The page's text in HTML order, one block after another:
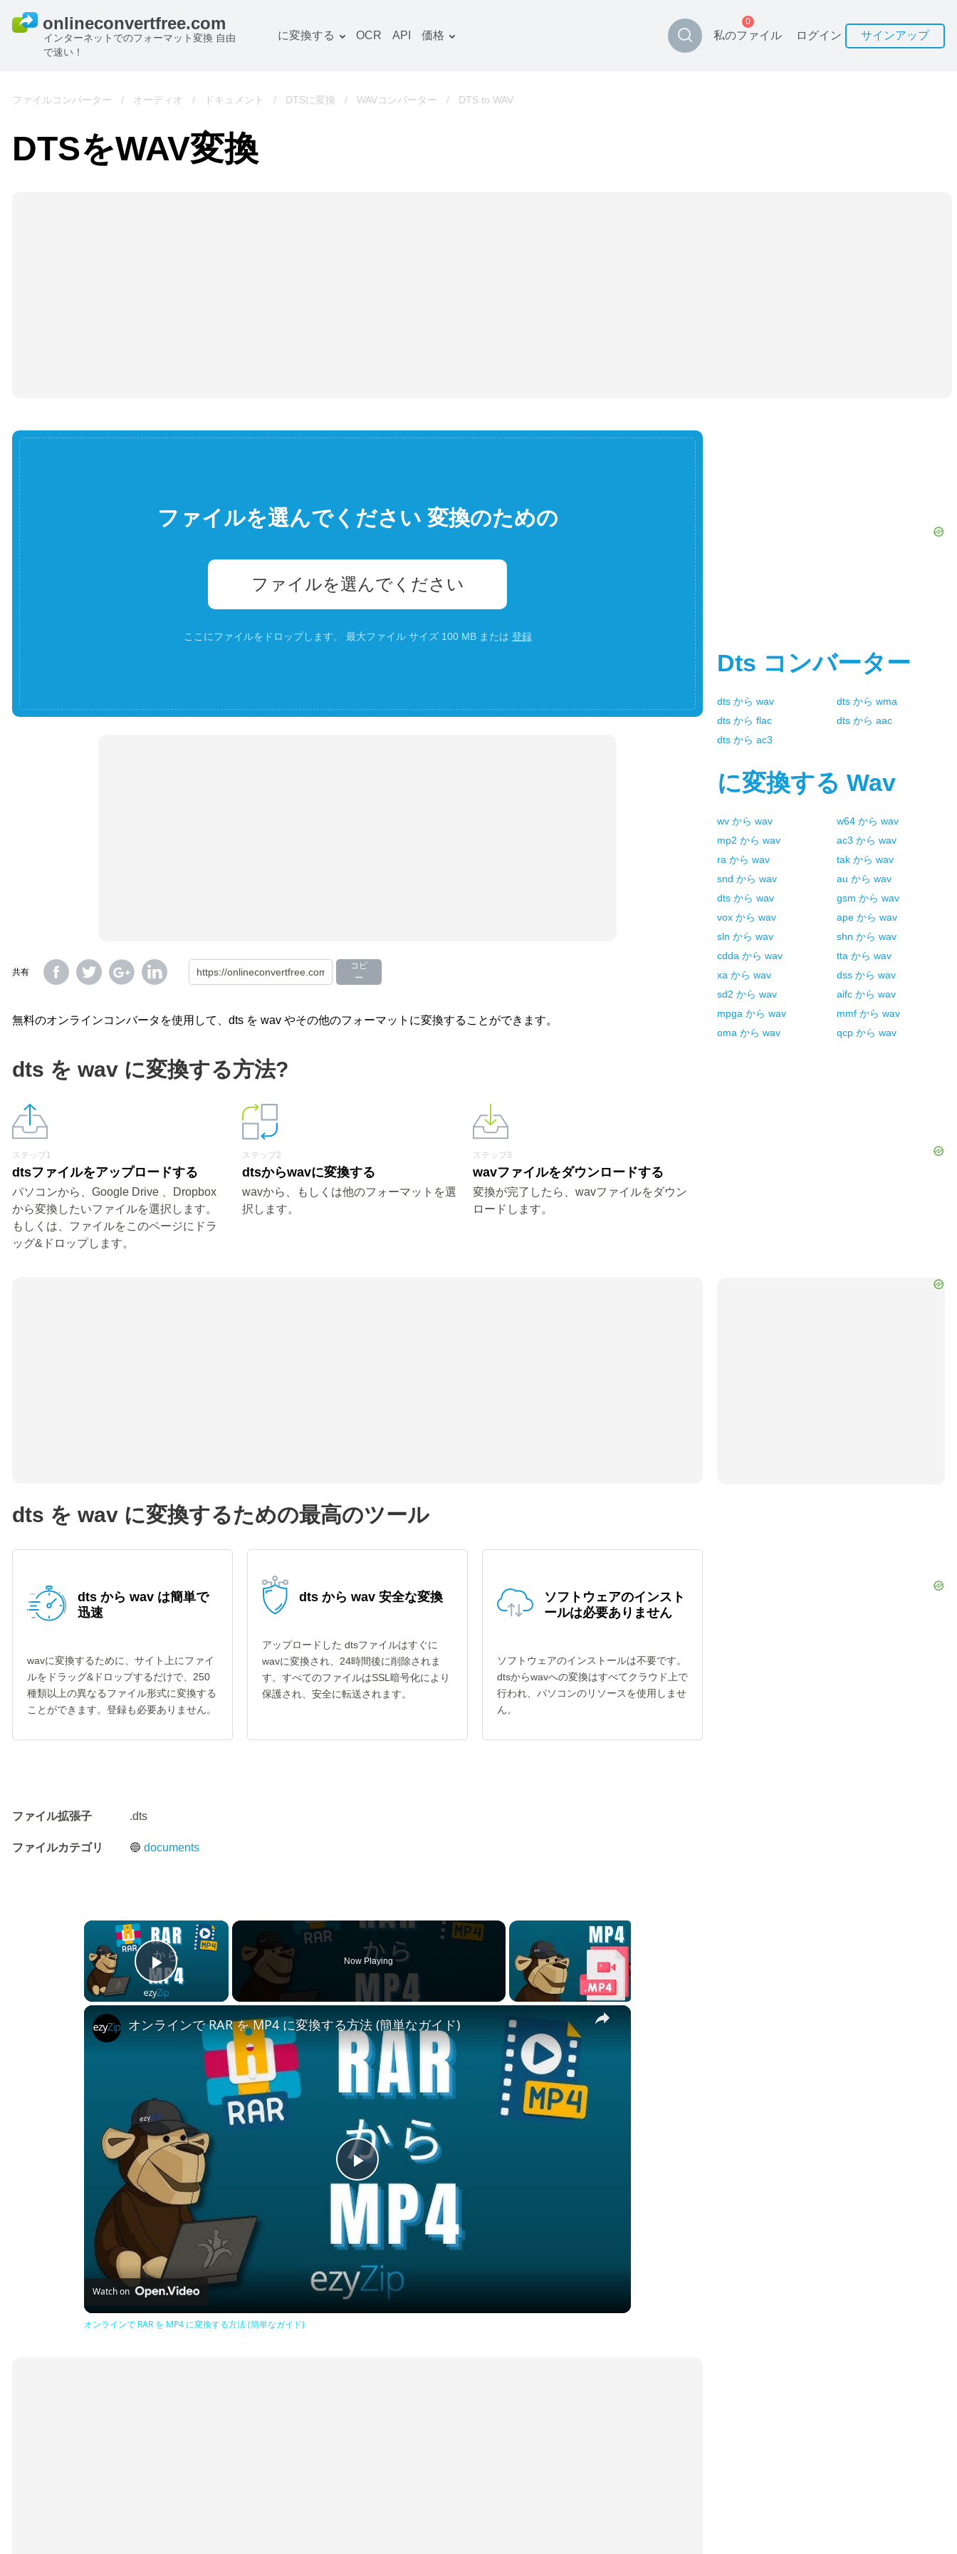
インターネットでのフォーマット変換 自由
で速い！
に変換する
画像 コンバーター
OCR API 価格 私のファイル
0
ログイン サインアップ
ファイルコンバーター / オーディオ / ドキュメント / DTSに変換 / WAVコンバーター / DTS to WAV
DTSをWAV変換
ファイルを選んでください 変換のための
ファイルを選んでください
ここにファイルをドロップします。 最大ファイル サイズ 100 MB または 登録
共有
コピ
ー
無料のオンラインコンバータを使用して、dts を wav やその他のフォーマットに変換することができます。
dts を wav に変換する方法?
ステップ1
dtsファイルをアップロードする
パソコンから、Google Drive 、Dropbox
から変換したいファイルを選択します。
もしくは、ファイルをこのページにドラ
ッグ&ドロップします。
ステップ2
dtsからwavに変換する
wavから、もしくは他のフォーマットを選
択します。
ステップ3
wavファイルをダウンロードする
変換が完了したら、wavファイルをダウン
ロードします。
dts を wav に変換するための最高のツール
dts から wav は簡単で
迅速
wavに変換するために、サイト上にファイ
ルをドラッグ&ドロップするだけで、250
種類以上の異なるファイル形式に変換する
ことができます。登録も必要ありません。
dts から wav 安全な変換
アップロードした dtsファイルはすぐに
wavに変換され、24時間後に削除されま
す。すべてのファイルはSSL暗号化により
保護され、安全に転送されます。
ソフトウェアのインスト
ールは必要ありません
ソフトウェアのインストールは不要です。
dtsからwavへの変換はすべてクラウド上で
行われ、パソコンのリソースを使用しませ
ん。
ファイル拡張子 .dts
ファイルカテゴリ 🔵documents
×
Play Video
Now Playing
×
Play
Video
オンラインで RAR を MP4 に変換する方法 (簡単なガイド)
Watch on
オンラインで RAR を MP4 に変換する方法 (簡単なガイド)
Dts コンバーター
dts から wav dts から wma
dts から flac dts から aac
dts から ac3
に変換する Wav
wv から wav w64 から wav
mp2 から wav ac3 から wav
ra から wav tak から wav
snd から wav au から wav
dts から wav gsm から wav
vox から wav ape から wav
sln から wav shn から wav
cdda から wav tta から wav
xa から wav dss から wav
sd2 から wav aifc から wav
mpga から wav mmf から wav
oma から wav qcp から wav